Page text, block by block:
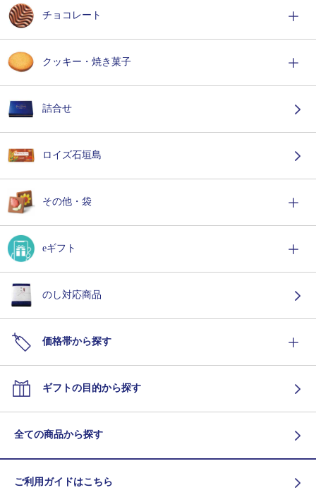
チョコレート
クッキー・焼き菓子
詰合せ
ロイズ石垣島
その他・袋
eギフト
のし対応商品
価格帯から探す
ギフトの目的から探す
全ての商品から探す
ご利用ガイドはこちら